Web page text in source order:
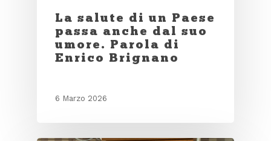
La salute di un Paese
passa anche dal suo
umore. Parola di
Enrico Brignano
6 Marzo 2026